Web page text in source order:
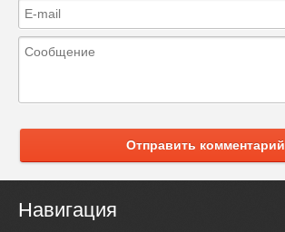
Отправить комментарий
Навигация